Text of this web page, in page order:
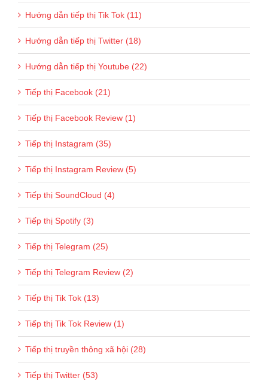
Hướng dẫn tiếp thị Tik Tok (11)
Hướng dẫn tiếp thị Twitter (18)
Hướng dẫn tiếp thị Youtube (22)
Tiếp thị Facebook (21)
Tiếp thị Facebook Review (1)
Tiếp thị Instagram (35)
Tiếp thị Instagram Review (5)
Tiếp thị SoundCloud (4)
Tiếp thị Spotify (3)
Tiếp thị Telegram (25)
Tiếp thị Telegram Review (2)
Tiếp thị Tik Tok (13)
Tiếp thị Tik Tok Review (1)
Tiếp thị truyền thông xã hội (28)
Tiếp thị Twitter (53)